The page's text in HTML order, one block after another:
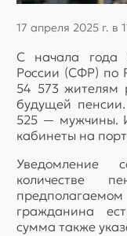
17 апреля 2025 г. в
С начала года
России (СФР) по
54 573 жителям
будущей
525 — мужчины.
кабинеты на
Уведомление
количестве
гражданина
сумма также